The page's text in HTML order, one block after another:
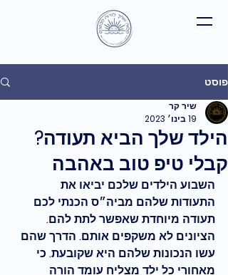
פוסט
הילד שלך הביא תעודה?
קבלי טיפ טוב באהבה
שיר קר
19 בינו׳ 2023
השבוע הילדים שלכם יביאו את
התעודות שלהם מביה״ס הכנתי לכם
תעודה מיוחדת שאפשר לתת להם.
הציונים לא משקפים אותם. הדרך שהם
עשו הנכונות שלהם היא שקובעת. כי
מאחורי כל ילד מצליח עומד הורה